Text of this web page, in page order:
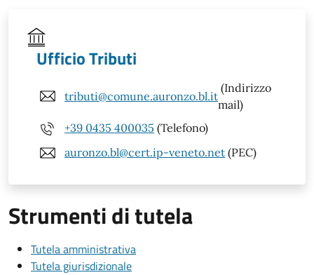
Ufficio Tributi
tributi@comune.auronzo.bl.it
(Indirizzo
mail)
+39 0435 400035 (Telefono)
auronzo.bl@cert.ip-veneto.net (PEC)
Strumenti di tutela
Tutela amministrativa
Tutela giurisdizionale